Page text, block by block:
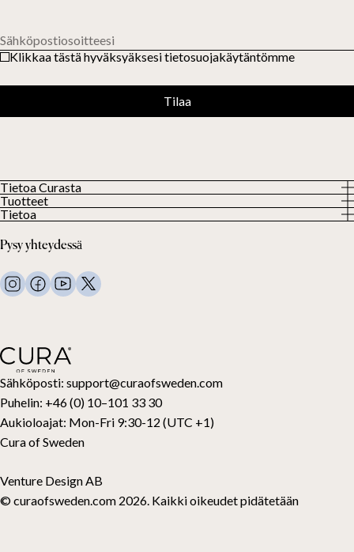
Sähköposti: support@curaofsweden.com
Puhelin: +46 (0) 10–101 33 30
Aukioloajat: Mon-Fri 9:30-12 (UTC +1)
Cura of Sweden
Venture Design AB
© curaofsweden.com 2026. Kaikki oikeudet pidätetään
Tietoa Curasta
Tietoa meistä
Asiakkaamme
Tuotteet
Kaikki tuotteet
Painopeitot
Torkkupeitot
Vuodevaatteet
Tyynyt ja oheistuotteet
Petauspatjat
Lahjakortti
Tietoa
Käyttöehdot
FAQ
Ota meihin yhteyttä
Pysy yhteydessä
Sähköpostiosoitteesi
Klikkaa tästä hyväksyäksesi tietosuojakäytäntömme
Tilaa